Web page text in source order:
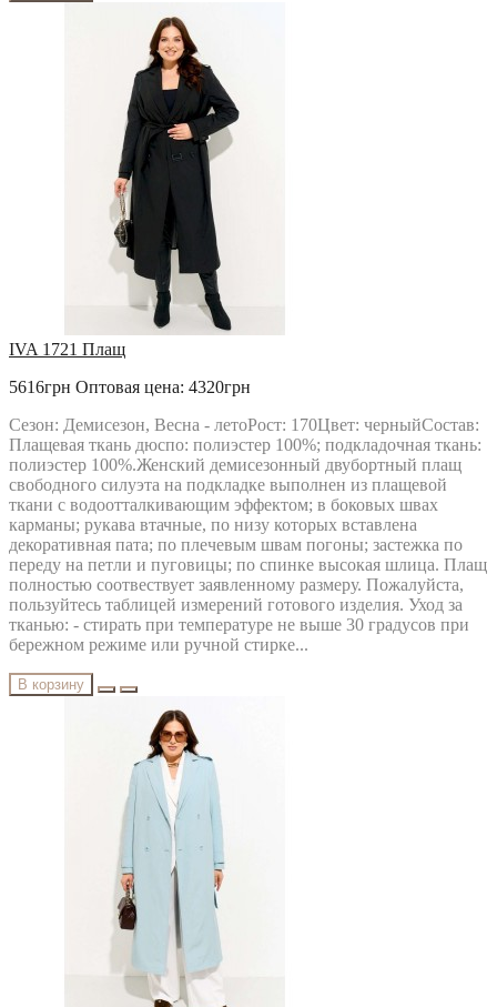
IVA 1721 Плащ
5616грн Оптовая цена: 4320грн
Сезон: Демисезон, Весна - летоРост: 170Цвет: черныйСостав:
Плащевая ткань дюспо: полиэстер 100%; подкладочная ткань:
полиэстер 100%.Женский демисезонный двубортный плащ
свободного силуэта на подкладке выполнен из плащевой
ткани с водоотталкивающим эффектом; в боковых швах
карманы; рукава втачные, по низу которых вставлена
декоративная пата; по плечевым швам погоны; застежка по
переду на петли и пуговицы; по спинке высокая шлица. Плащ
полностью соотвествует заявленному размеру. Пожалуйста,
пользуйтесь таблицей измерений готового изделия. Уход за
тканью: - стирать при температуре не выше 30 градусов при
бережном режиме или ручной стирке...
В корзину